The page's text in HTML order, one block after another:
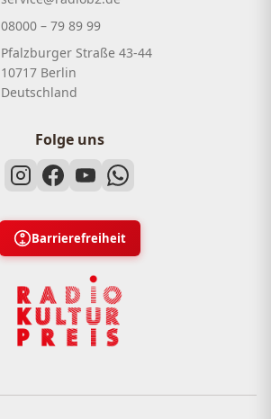
08000 – 79 89 99
Pfalzburger Straße 43-44
10717 Berlin
Deutschland
Folge uns
Barrierefreiheit